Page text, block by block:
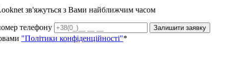
зв'яжуться з Вами найближчим часом
телефону Залишити заявку
"Політики конфіденційності"*